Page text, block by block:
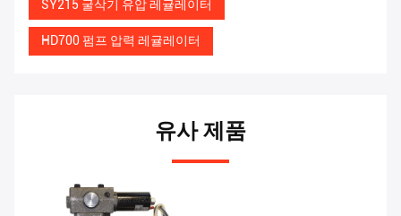
SY215 굴삭기 유압 레귤레이터
HD700 펌프 압력 레귤레이터
유사 제품